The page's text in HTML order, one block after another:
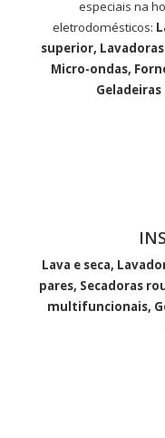
especiais na
eletrodomésticos:
superior,
Micro-ondas,
Geladeiras
Lava e seca,
pares, Secadoras
multifuncionais,